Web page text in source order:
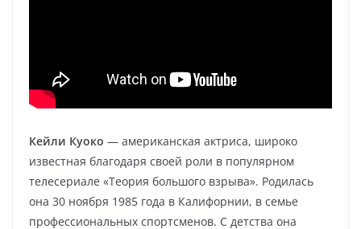
Кейли Куоко — американская актриса, широко
известная благодаря своей роли в популярном
телесериале «Теория большого взрыва». Родилась
она 30 ноября 1985 года в Калифорнии, в семье
профессиональных спортсменов. С детства она